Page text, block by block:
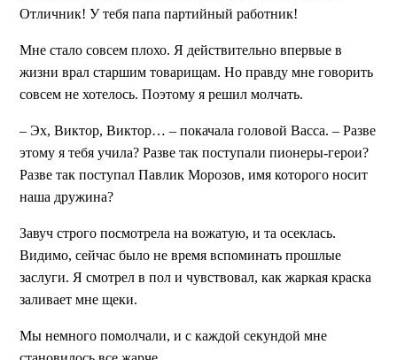
Отличник! У тебя папа партийный работник!
Мне стало совсем плохо. Я действительно впервые в
жизни врал старшим товарищам. Но правду мне говорить
совсем не хотелось. Поэтому я решил молчать.
– Эх, Виктор, Виктор… – покачала головой Васса. – Разве
этому я тебя учила? Разве так поступали пионеры-герои?
Разве так поступал Павлик Морозов, имя которого носит
наша дружина?
Завуч строго посмотрела на вожатую, и та осеклась.
Видимо, сейчас было не время вспоминать прошлые
заслуги. Я смотрел в пол и чувствовал, как жаркая краска
заливает мне щеки.
Мы немного помолчали, и с каждой секундой мне